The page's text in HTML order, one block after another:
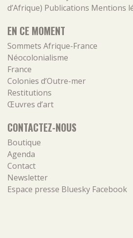
d’Afrique) Publications Mentions
EN CE MOMENT
Sommets Afrique-France
Néocolonialisme
France
Colonies d’Outre-mer
Restitutions
Œuvres d’art
CONTACTEZ-NOUS
Boutique
Agenda
Contact
Newsletter
Espace presse Bluesky Facebook